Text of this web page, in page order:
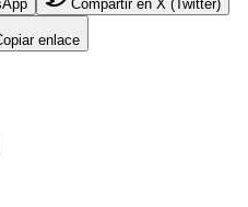
Compartir en X (Twitter)
enlace